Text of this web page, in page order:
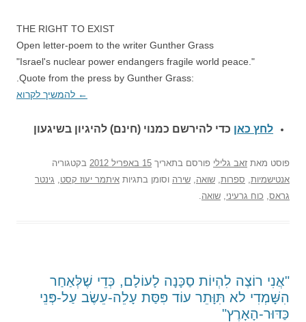
THE RIGHT TO EXIST
Open letter-poem to the writer Gunther Grass
"Israel's nuclear power endangers fragile world peace."
.Quote from the press by Gunther Grass:
←
לחץ כאן כדי להירשם כמנוי (חינם) להיגיון בשיגעון
פוסט מאת זאב גלילי פורסם בתאריך 15 באפריל 2012
בקטגוריה
אנטישמיות ספרות שואה שירה וסומן בתגיות איתמר יעוז קסט
גינטר
גראס כוח גרעיני שואה
"אֲנִי רוֹצֶה לִהְיוֹת סַכָּנָה לָעוֹלָם, כְּדֵי שֶׁלְּאַחַר
הִשָּׁמְדִי לא תִּוָּתֵר עוֹד פִּסַּת עָלֵה-עֵשֶׂב עַל-פְּנֵי
כַּדּוּר-הָאָרֶץ"